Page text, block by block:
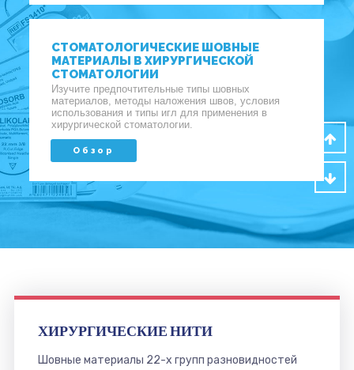
Изучите предпочтительные типы шовных
материалов, методы наложения швов, условия
использования и типы игл для применения в
хирургической стоматологии.
СТОМАТОЛОГИЧЕСКИЕ ШОВНЫЕ
МАТЕРИАЛЫ В ХИРУРГИЧЕСКОЙ
СТОМАТОЛОГИИ
Обзор
ХИРУРГИЧЕСКИЕ НИТИ
Шовные материалы 22-х групп разновидностей